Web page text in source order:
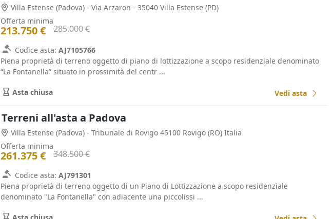
Villa Estense (Padova) - Via Arzaron - 35040 Villa Estense (PD)
Offerta minima
213.750 € 285.000 €
Codice asta: AJ7105766
Piena proprietà di terreno oggetto di piano di lottizzazione a scopo residenziale denominato
“La Fontanella” situato in prossimità del centr ...
Asta chiusa Vedi asta
Terreni all'asta a Padova
Villa Estense (Padova) - Tribunale di Rovigo 45100 Rovigo (RO) Italia
Offerta minima
261.375 € 348.500 €
Codice asta: AJ791301
Piena proprietà di terreno oggetto di un Piano di Lottizzazione a scopo residenziale
denominato "La Fontanella" con adiacente una piccolissi ...
Asta chiusa